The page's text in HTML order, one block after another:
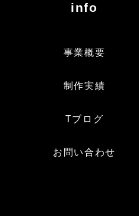
info
事業概要
制作実績
Tブログ
お問い合わせ